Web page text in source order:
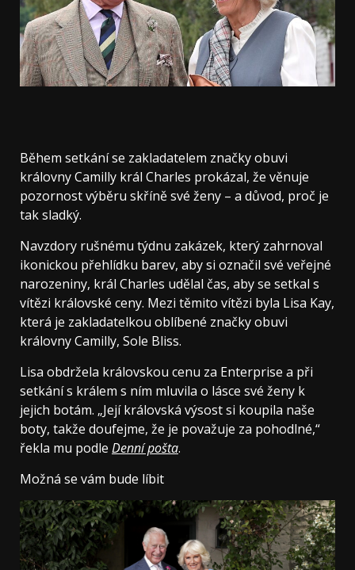
Během setkání se zakladatelem značky obuvi
královny Camilly král Charles prokázal, že věnuje
pozornost výběru skříně své ženy – a důvod, proč je
tak sladký.
Navzdory rušnému týdnu zakázek, který zahrnoval
ikonickou přehlídku barev, aby si označil své veřejné
narozeniny, král Charles udělal čas, aby se setkal s
vítězi královské ceny. Mezi těmito vítězi byla Lisa Kay,
která je zakladatelkou oblíbené značky obuvi
královny Camilly, Sole Bliss.
Lisa obdržela královskou cenu za Enterprise a při
setkání s králem s ním mluvila o lásce své ženy k
jejich botám. „Její královská výsost si koupila naše
boty, takže doufejme, že je považuje za pohodlné,“
řekla mu podle Denní pošta.
Možná se vám bude líbit